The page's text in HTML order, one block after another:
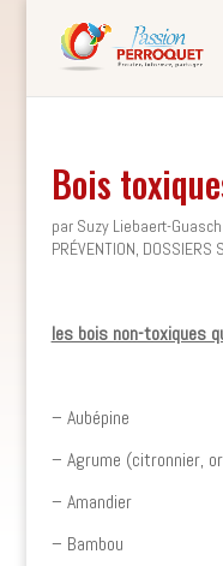
Bois
par Suzy Liebaert-Guasch
PRÉVENTION, DOSSIERS
les bois non-toxiques
– Aubépine
– Agrume (citronnier,
– Amandier
– Bambou